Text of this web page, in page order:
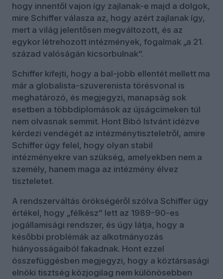
hogy innentől vajon így zajlanak-e majd a dolgok,
mire Schiffer válasza az, hogy azért zajlanak így,
mert a világ jelentősen megváltozott, és az
egykor létrehozott intézmények, fogalmak „a 21.
század valóságán kicsorbulnak”.
Schiffer kifejti, hogy a bal-jobb ellentét mellett ma
már a globalista-szuverenista törésvonal is
meghatározó, és megjegyzi, manapság sok
esetben a többdiplomások az újságcímeken túl
nem olvasnak semmit. Hont Bibó Istvánt idézve
kérdezi vendégét az intézménytiszteletről, amire
Schiffer úgy felel, hogy olyan stabil
intézményekre van szükség, amelyekben nem a
személy, hanem maga az intézmény élvez
tiszteletet.
A rendszerváltás örökségéről szólva Schiffer úgy
értékel, hogy „félkész” lett az 1989-90-es
jogállamisági rendszer, és úgy látja, hogy a
későbbi problémák az alkotmányozás
hiányosságaiból fakadnak. Hont ezzel
összefüggésben megjegyzi, hogy a köztársasági
elnöki tisztség közjogilag nem különösebben